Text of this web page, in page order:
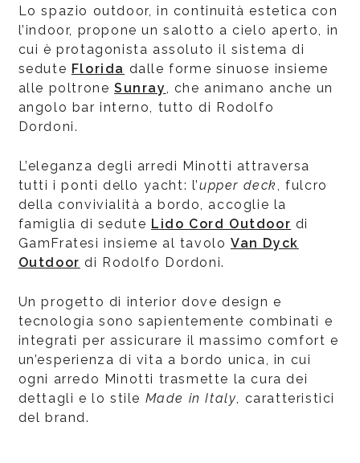
Lo spazio outdoor, in continuità estetica con
l’indoor, propone un salotto a cielo aperto, in
cui è protagonista assoluto il sistema di
sedute Florida dalle forme sinuose insieme
alle poltrone Sunray, che animano anche un
angolo bar interno, tutto di Rodolfo
Dordoni.
L’eleganza degli arredi Minotti attraversa
tutti i ponti dello yacht: l’upper deck, fulcro
della convivialità a bordo, accoglie la
famiglia di sedute Lido Cord Outdoor di
GamFratesi insieme al tavolo Van Dyck
Outdoor di Rodolfo Dordoni.
Un progetto di interior dove design e
tecnologia sono sapientemente combinati e
integrati per assicurare il massimo comfort e
un’esperienza di vita a bordo unica, in cui
ogni arredo Minotti trasmette la cura dei
dettagli e lo stile Made in Italy, caratteristici
del brand.